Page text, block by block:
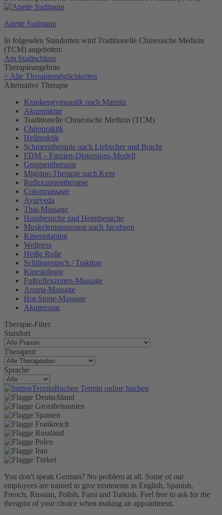
Anette Sudmann
In folgenden Standorten wird Traditionelle Chinesische Medizin
(TCM) angeboten:
Am Stadtschloss
Therapieangebote
< Alle Therapiemöglichkeiten
Alternative Therapie
Krankengymnastik nach Marnitz
Akupunktur
Traditionelle Chinesische Medizin (TCM)
Chiropraktik
Heilpraktik
Schmerztherapie nach Liebscher und Bracht
FDM – Faszien-Distorsions-Modell
Gruppentherapie
Migräne-Therapie nach Kern
Reflexzonentherapie
Colonmassage
Ayurveda
Thai-Massage
Hausbesuche und Heimbesuche
Muskelentspannung nach Jacobson
Kinesiotaping
Wellness
Heiße Rolle
Schlingentisch / Traktion
Kinesiologie
Fußreflexzonen-Massage
Aroma-Massage
Hot-Stone-Massage
Akupressur
Therapie-Filter
Standort
Therapeut
Sprache
Termin online buchen
You don't speak German? No problem at all. Some of our
employees are trained to give treatments in English, Spanish,
French, Russian, Polish, Farsi and Turkish. Feel free to ask for the
therapist of your choice when making an appointment.